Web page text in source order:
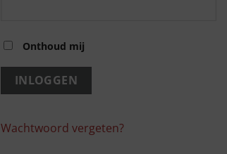
Onthoud mij
Wachtwoord vergeten?